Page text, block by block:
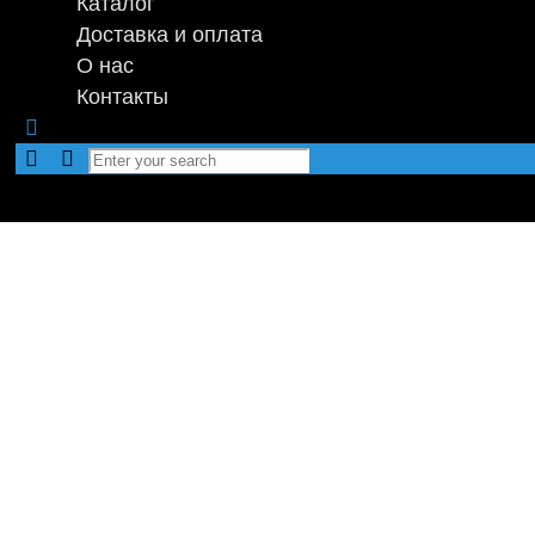
Доставка и оплата
О нас
Контакты